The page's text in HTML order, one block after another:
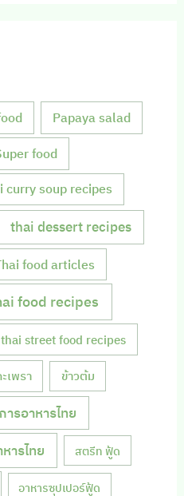
Papaya salad
food
curry soup recipes
thai dessert recipes
food articles
food recipes
thai street food recipes
เพรา ข้าวต้ม
ารอาหารไทย
ารไทย สตรีท ฟู้ด
อาหารซุปเปอร์ฟู้ด